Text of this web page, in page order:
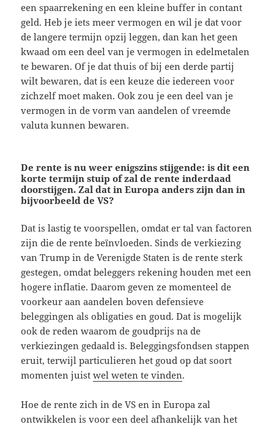
een spaarrekening en een kleine buffer in contant
geld. Heb je iets meer vermogen en wil je dat voor
de langere termijn opzij leggen, dan kan het geen
kwaad om een deel van je vermogen in edelmetalen
te bewaren. Of je dat thuis of bij een derde partij
wilt bewaren, dat is een keuze die iedereen voor
zichzelf moet maken. Ook zou je een deel van je
vermogen in de vorm van aandelen of vreemde
valuta kunnen bewaren.
De rente is nu weer enigszins stijgende: is dit een
korte termijn stuip of zal de rente inderdaad
doorstijgen. Zal dat in Europa anders zijn dan in
bijvoorbeeld de VS?
Dat is lastig te voorspellen, omdat er tal van factoren
zijn die de rente beïnvloeden. Sinds de verkiezing
van Trump in de Verenigde Staten is de rente sterk
gestegen, omdat beleggers rekening houden met een
hogere inflatie. Daarom geven ze momenteel de
voorkeur aan aandelen boven defensieve
beleggingen als obligaties en goud. Dat is mogelijk
ook de reden waarom de goudprijs na de
verkiezingen gedaald is. Beleggingsfondsen stappen
eruit, terwijl particulieren het goud op dat soort
momenten juistwel weten te vinden.
Hoe de rente zich in de VS en in Europa zal
ontwikkelen is voor een deel afhankelijk van het